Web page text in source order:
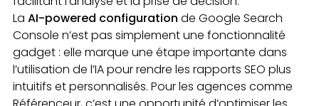
La AI-powered configuration de Google Search
Console n’est pas simplement une fonctionnalité
gadget : elle marque une étape importante dans
l’utilisation de l’IA pour rendre les rapports SEO plus
intuitifs et personnalisés. Pour les agences comme